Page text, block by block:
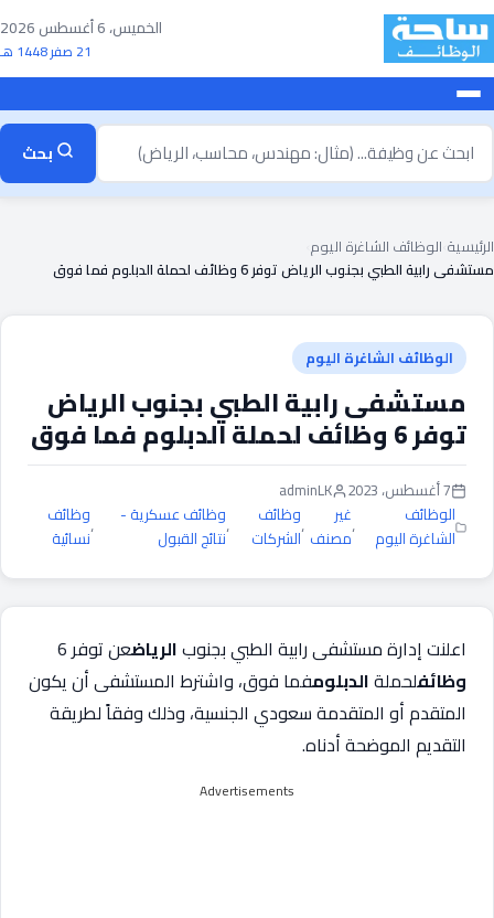
تخطى
إلى
المحتوى
الخميس، 6 أغسطس 2026
21 صفر 1448 هـ
ابحث
بحث
الرئيسية الوظائف الشاغرة اليوم
مستشفى رابية الطبي بجنوب الرياض توفر 6 وظائف لحملة الدبلوم فما فوق
الوظائف الشاغرة اليوم
مستشفى رابية الطبي بجنوب الرياض
توفر 6 وظائف لحملة الدبلوم فما فوق
7 أغسطس، 2023
adminLK
الوظائف
الشاغرة اليوم
،غير
مصنف ،وظائف
الشركات
،وظائف عسكرية -
نتائج القبول
،وظائف
نسائية
اعلنت إدارة مستشفى رابية الطبي بجنوبالرياضعن توفر 6
وظائفلحملةالدبلومفما فوق، واشترط المستشفى أن يكون
المتقدم أو المتقدمة سعودي الجنسية، وذلك وفقاً لطريقة
التقديم الموضحة أدناه.
Advertisements